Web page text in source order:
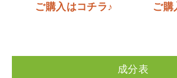
ご購入はコチラ♪ ご購
成分表